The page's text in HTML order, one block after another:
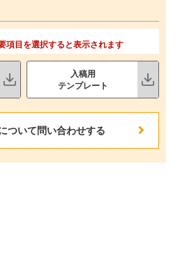
項目を選択すると表示されます
入稿用
テンプレート
ついて問い合わせする